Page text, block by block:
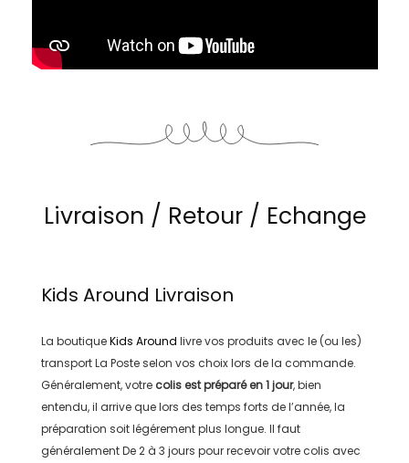
Livraison / Retour / Echange
Kids Around Livraison
La boutiqueKids Around livre vos produits avec le (ou les)
transportLa Posteselon vos choix lors de la commande.
Généralement, votre colis est préparé en1 jour, bien
entendu, il arrive que lors des temps forts de l’année, la
préparation soit légérement plus longue. Il faut
généralementDe 2 à 3 jours pour recevoir votre colis avec